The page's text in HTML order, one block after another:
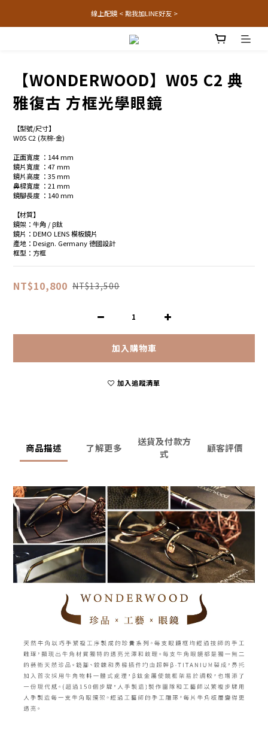
線上配鏡 < 點我加LINE好友 >
【WONDERWOOD】W05 C2 典
雅復古 方框光學眼鏡
【型號/尺寸】
W05 C2 (灰棕-金)
正面寬度 ：144 mm
鏡片寬度 ：47 mm
鏡片高度 ：35 mm
鼻樑寬度 ：21 mm
鏡腳長度 ：140 mm
【材質】
鏡架：牛角 / β鈦
鏡片：DEMO LENS 模板鏡片
產地：Design. Germany 德國設計
框型：方框
NT$10,800 NT$13,500
加入購物車
加入追蹤清單
商品描述 了解更多
送貨及付款方
式
顧客評價